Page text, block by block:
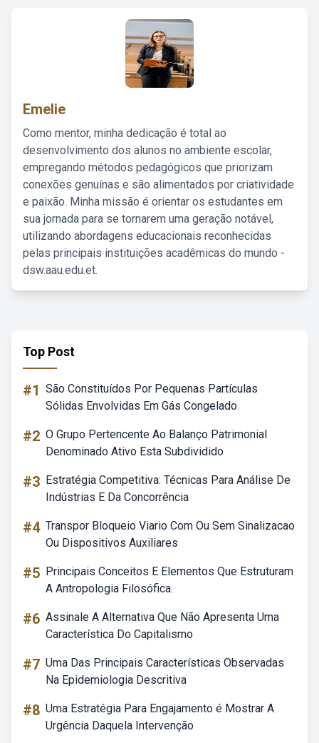
Emelie
Como mentor, minha dedicação é total ao
desenvolvimento dos alunos no ambiente escolar,
empregando métodos pedagógicos que priorizam
conexões genuínas e são alimentados por criatividade
e paixão. Minha missão é orientar os estudantes em
sua jornada para se tornarem uma geração notável,
utilizando abordagens educacionais reconhecidas
pelas principais instituições acadêmicas do mundo -
dsw.aau.edu.et.
Top Post
#1 São Constituídos Por Pequenas Partículas
Sólidas Envolvidas Em Gás Congelado
#2 O Grupo Pertencente Ao Balanço Patrimonial
Denominado Ativo Esta Subdividido
#3 Estratégia Competitiva: Técnicas Para Análise De
Indústrias E Da Concorrência
#4 Transpor Bloqueio Viario Com Ou Sem Sinalizacao
Ou Dispositivos Auxiliares
#5 Principais Conceitos E Elementos Que Estruturam
A Antropologia Filosófica.
#6 Assinale A Alternativa Que Não Apresenta Uma
Característica Do Capitalismo
#7 Uma Das Principais Características Observadas
Na Epidemiologia Descritiva
#8 Uma Estratégia Para Engajamento é Mostrar A
Urgência Daquela Intervenção